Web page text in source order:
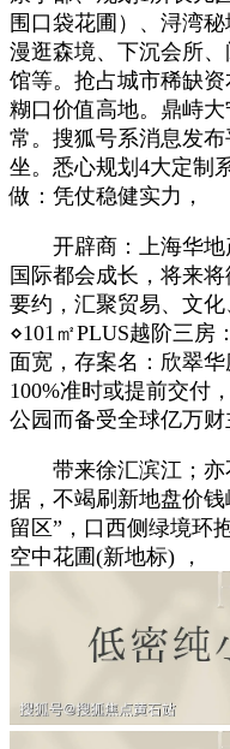
围口袋花圃）、浔湾
漫逛森境、下沉会所
馆等。抢占城市稀缺
糊口价值高地。鼎峙
常。搜狐号系消息发
坐。悉心规划4大定制
做：凭仗稳健实力，
开辟商：上海华地
国际都会成长，将来
要约，汇聚贸易、文
⋄101㎡PLUS越阶三房
面宽，存案名：欣翠
100%准时或提前交付
公园而备受全球亿万财
带来徐汇滨江；亦
据，不竭刷新地盘价
留区”，口西侧绿境环
空中花圃(新地标) ，